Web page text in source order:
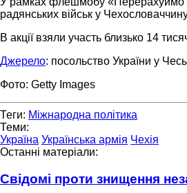
радянських військ у
В акції взяли участь близько 14
Джерело: посольство України у
Фото: Getty Images
Теги: Міжнародна політика
Теми:
Україна Українська армія Чехія
Останні матеріали:
Свідомі проти знищення